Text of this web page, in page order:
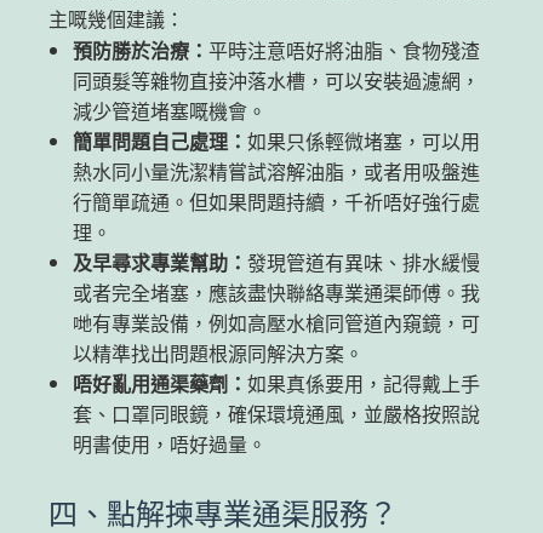
主嘅幾個建議：
預防勝於治療： 平時注意唔好將油脂、食物殘渣
同頭髮等雜物直接沖落水槽，可以安裝過濾網，
減少管道堵塞嘅機會。
簡單問題自己處理： 如果只係輕微堵塞，可以用
熱水同小量洗潔精嘗試溶解油脂，或者用吸盤進
行簡單疏通。但如果問題持續，千祈唔好強行處
理。
及早尋求專業幫助： 發現管道有異味、排水緩慢
或者完全堵塞，應該盡快聯絡專業通渠師傅。我
哋有專業設備，例如高壓水槍同管道內窺鏡，可
以精準找出問題根源同解決方案。
唔好亂用通渠藥劑： 如果真係要用，記得戴上手
套、口罩同眼鏡，確保環境通風，並嚴格按照說
明書使用，唔好過量。
四、點解揀專業通渠服務？